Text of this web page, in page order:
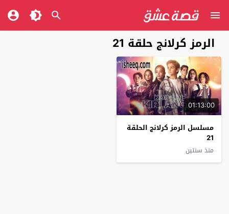
الرمز كرلانج حلقة 21
01:13:00
مسلسل الرمز كرلانج الحلقة
21
منذ سنتين